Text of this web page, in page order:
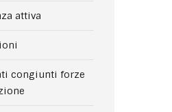
attiva
congiunti forze